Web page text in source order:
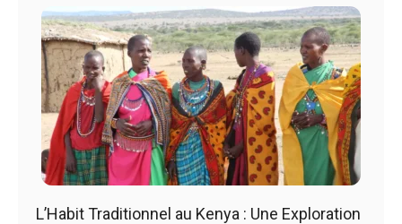
L’Habit Traditionnel au Kenya : Une Exploration